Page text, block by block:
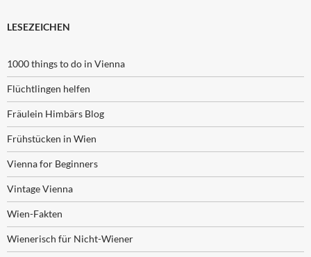
LESEZEICHEN
1000 things to do in Vienna
Flüchtlingen helfen
Fräulein Himbärs Blog
Frühstücken in Wien
Vienna for Beginners
Vintage Vienna
Wien-Fakten
Wienerisch für Nicht-Wiener